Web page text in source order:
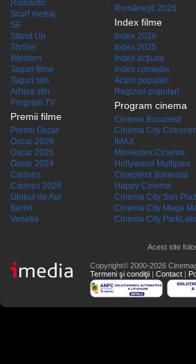
Romantic
Scurt metraj
SF
Stand Up
Thriller
Western
Taguri filme
Taguri stiri
Arhiva stiri
Program TV
Premii filme
Premii Oscar
Oscar 2026
Oscar 2025
Oscar 2024
Cannes
Cannes 2026
Globul de Aur
Berlin
Venetia
Româneşti 2026
Index filme
Index 2026
Index 2025
Index acţiune
Index comedie
Actori populari
Regizori populari
Program cinema
Cinema Bucuresti
Cinema City
IMAX
Movieplex Cinema
Hollywood Multiplex
Cineplexx Baneasa
Happy Cinema
Cinema City Sun
Cinema City Mega
Cinema City
Acest site
Copyright© 2000-2026
Termeni şi condiţii | Contact |